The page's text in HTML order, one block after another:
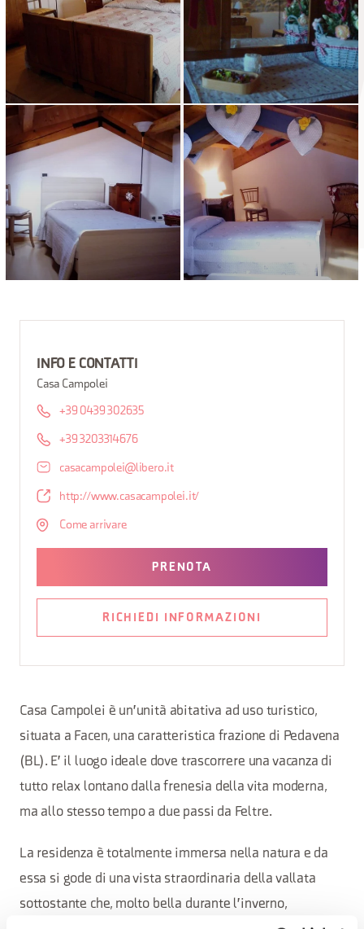
INFO E CONTATTI
Casa Campolei
+39 0439 302635
+39 3203314676
casacampolei@libero.it
http://www.casacampolei.it/
Come arrivare
PRENOTA
RICHIEDI INFORMAZIONI
Casa Campolei è un'unità abitativa ad uso turistico,
situata a Facen, una caratteristica frazione di Pedavena
(BL). E' il luogo ideale dove trascorrere una vacanza di
tutto relax lontano dalla frenesia della vita moderna,
ma allo stesso tempo a due passi da Feltre.
La residenza è totalmente immersa nella natura e da
essa si gode di una vista straordinaria della vallata
sottostante che, molto bella durante l'inverno,